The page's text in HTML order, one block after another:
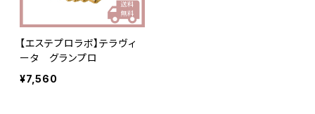
【エステプロラボ】テラヴィ
ータ グランプロ
¥7,560